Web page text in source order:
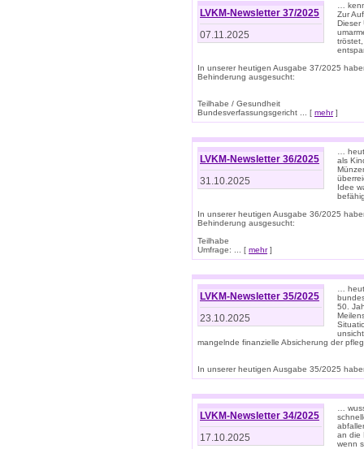
LVKM-Newsletter 37/2025
07.11.2025
…
Zur
Dieser
In unserer heutigen Ausgabe 37/2025
Behinderung ausgesucht:
Teilhabe / Gesundheit
Bundesverfassungsgericht ... [ mehr]
LVKM-Newsletter 36/2025
31.10.2025
…
als
Idee
In unserer heutigen Ausgabe 36/2025
Behinderung ausgesucht:
Teilhabe
Umfrage: ... [ mehr]
LVKM-Newsletter 35/2025
23.10.2025
…
50.
mangelnde finanzielle Absicherung der
In unserer heutigen Ausgabe 35/2025
LVKM-Newsletter 34/2025
17.10.2025
…
an die
wenn